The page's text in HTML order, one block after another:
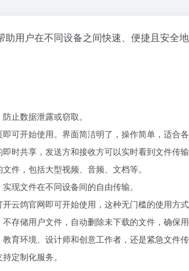
助用户在不同设备之间快速、便捷且安全
止数据泄露或窃取。
可开始使用。界面简洁明了，操作简单，适合各
时共享，发送方和接收方可以实时看到文件传输
件，包括大型视频、音频、文档等。
现文件在不同设备间的自由传输。
云鸽官网即可开始使用，这种无门槛的使用方
存储用户文件，自动删除未下载的文件，确保用
育环境、设计师和创意工作者，还是紧急文件
定制化服务。